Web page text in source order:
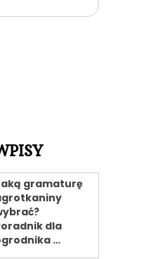
gramaturę
dla
…